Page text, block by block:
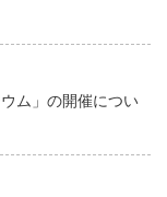
ム」の開催につい